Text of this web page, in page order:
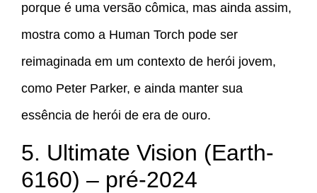
porque é uma versão cômica, mas ainda assim,
mostra como a Human Torch pode ser
reimaginada em um contexto de herói jovem,
como Peter Parker, e ainda manter sua
essência de herói de era de ouro.
5. Ultimate Vision (Earth-
6160) – pré-2024